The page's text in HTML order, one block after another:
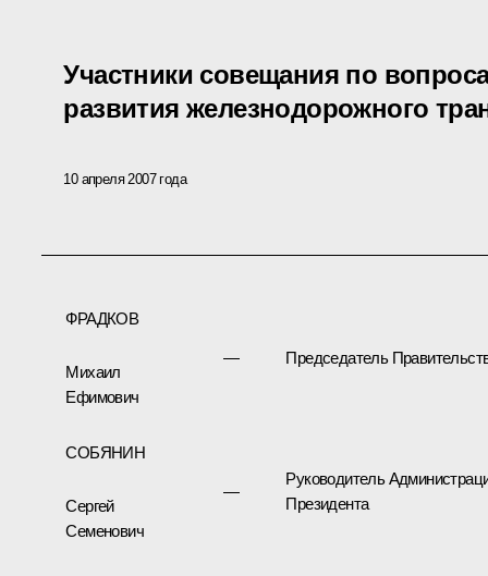
Участники совещания по
развития железнодорожного
10 апреля 2007 года
ФРАДКОВ
Михаил
Ефимович
— Председатель
СОБЯНИН
Сергей
Семенович
—
Руководитель
Президента